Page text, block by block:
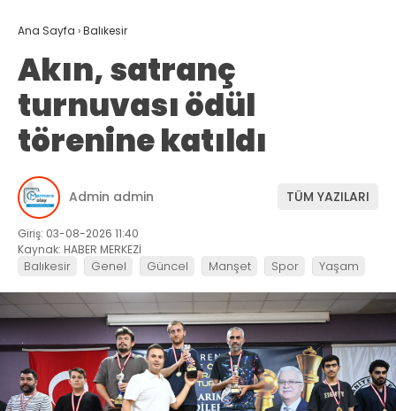
Ana Sayfa ›Balıkesir
Akın, satranç
turnuvası ödül
törenine katıldı
Admin admin TÜM YAZILARI
Giriş: 03-08-2026 11:40
Kaynak: HABER MERKEZİ
Balıkesir Genel Güncel Manşet Spor Yaşam